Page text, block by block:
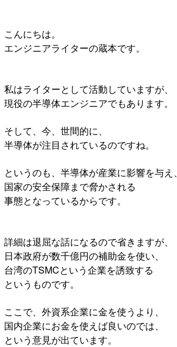
こんにちは。
エンジニアライターの蔵本です。
私はライターとして活動していますが、
現役の半導体エンジニアでもあります。
そして、今、世間的に、
半導体が注目されているのですね。
というのも、半導体が産業に影響を与え、
国家の安全保障まで脅かされる
事態となっているからです。
詳細は退屈な話になるので省きますが、
日本政府が数千億円の補助金を使い、
台湾のTSMCという企業を誘致する
というものです。
ここで、外資系企業に金を使うより、
国内企業にお金を使えば良いのでは、
という意見が出ています。